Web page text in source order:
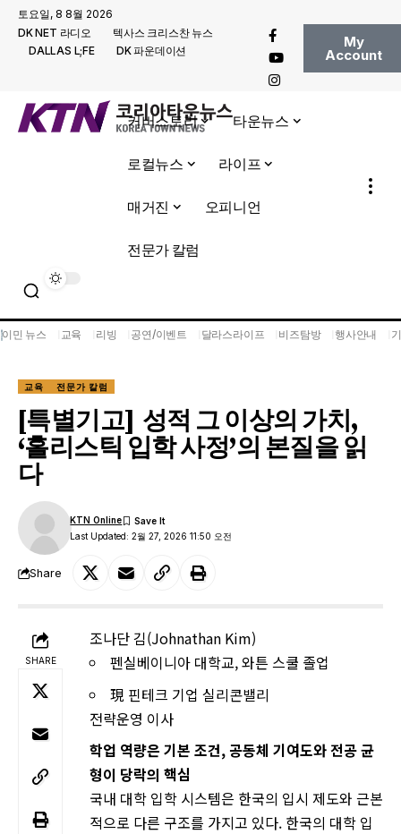
토요일, 8 8월 2026
DK NET 라디오
텍사스 크리스찬 뉴스
DALLAS L;FE
DK 파운데이션
My
Account
커버스토리 타운뉴스
로컬뉴스 라이프
매거진 오피니언
전문가 칼럼
이민 뉴스 교육 리빙 공연/이벤트 달라스라이프 비즈탐방 행사안내
교육 전문가 칼럼
[특별기고] 성적 그 이상의 가치,
‘홀리스틱 입학 사정’의 본질을 읽
다
Last Updated: 2월 27, 2026 11:50 오전
KTN Online
Share
SHARE
조나단 김(Johnathan Kim)
펜실베이니아 대학교, 와튼 스쿨 졸업
現 핀테크 기업 실리콘밸리
전략운영 이사
학업 역량은 기본 조건, 공동체 기여도와전공균
형이 당락의 핵심
국내 대학 입학 시스템은 한국의 입시 제도와 근본
적으로 다른 구조를 가지고 있다. 한국의 대학 입